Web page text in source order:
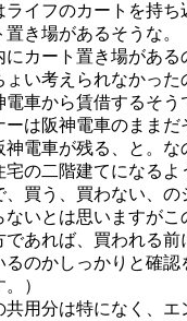
ライフのカートを持
き場があるそうな。
カート置き場がある
い考えられなかった
電車から賃借するそう
ーは阪神電車のままだ
神電車が残る、と。な
の二階建てになるよ
、買う、買わない、
ないとは思いますが
であれば、買われる前
るのかしっかりと確認
）
共用分は特になく、エ